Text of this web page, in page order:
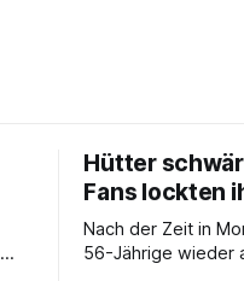
Hütter
Fans lockten
Nach der Zeit in
56-Jährige wieder